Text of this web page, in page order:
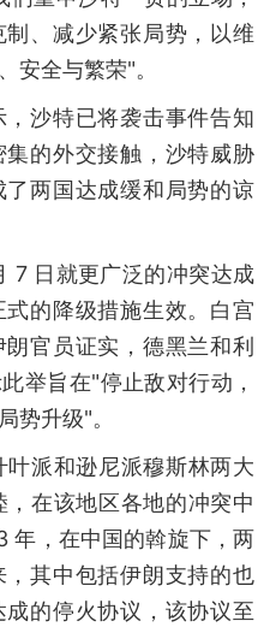
、减少紧张局势，以维
安全与繁荣"。
，沙特已将袭击事件告知
的外交接触，沙特威胁
两国达成缓和局势的谅
7 日就更广泛的冲突达成
的降级措施生效。白宫
官员证实，德黑兰和利
举旨在"停止敌对行动，
势升级"。
派和逊尼派穆斯林两大
在该地区各地的冲突中
年，在中国的斡旋下，两
其中包括伊朗支持的也
的停火协议，该协议至